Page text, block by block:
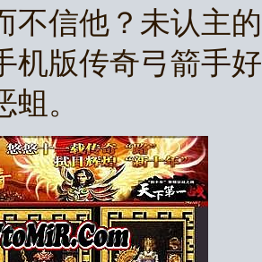
不信他？未认主
机版传奇弓箭手
蛆。